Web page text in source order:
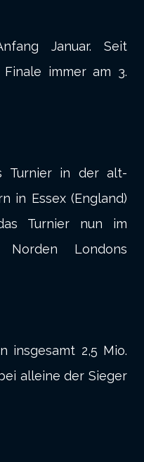
Januar. Seit
immer am 3.
Turnier in der alt-
in Essex (England)
Turnier nun im
Londons
insgesamt 2,5 Mio.
alleine der Sieger